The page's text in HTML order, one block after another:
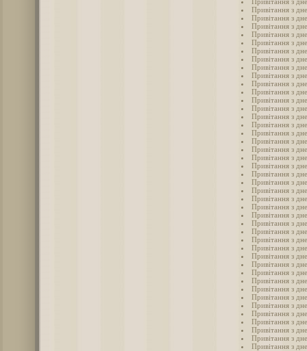
Привітання з
Привітання з
Привітання з
Привітання з
Привітання з
Привітання з
Привітання з
Привітання з
Привітання з
Привітання з
Привітання з
Привітання з
Привітання з
Привітання з
Привітання з
Привітання з
Привітання з
Привітання з
Привітання з
Привітання з
Привітання з
Привітання з
Привітання з
Привітання з
Привітання з
Привітання з
Привітання з
Привітання з
Привітання з
Привітання з
Привітання з
Привітання з
Привітання з
Привітання з
Привітання з
Привітання з
Привітання з
Привітання з
Привітання з
Привітання з
Привітання з
Привітання з